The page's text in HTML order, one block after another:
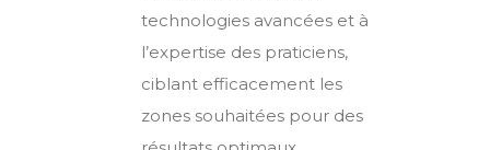
technologies avancées et à
l’expertise des praticiens,
ciblant efficacement les
zones souhaitées pour des